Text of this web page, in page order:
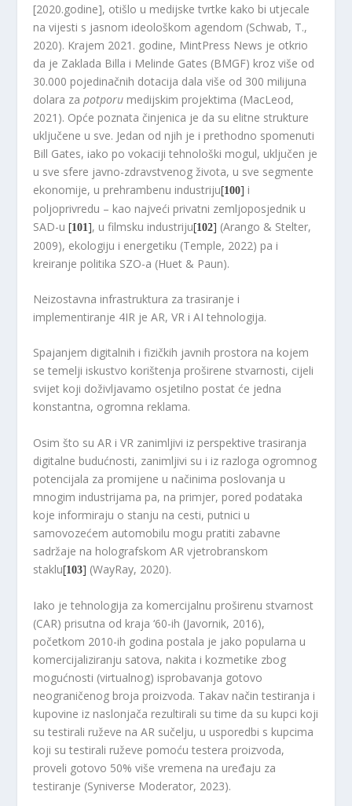
[2020.godine], otišlo u medijske tvrtke kako bi utjecale
na vijesti s jasnom ideološkom agendom (Schwab, T.,
2020). Krajem 2021. godine, MintPress News je otkrio
da je Zaklada Billa i Melinde Gates (BMGF) kroz više od
30.000 pojedinačnih dotacija dala više od 300 milijuna
dolara zapotporu medijskim projektima (MacLeod,
2021). Opće poznata činjenica je da su elitne strukture
uključene u sve. Jedan od njih je i prethodno spomenuti
Bill Gates, iako po vokaciji tehnološki mogul, uključen je
u sve sfere javno-zdravstvenog života, u sve segmente
ekonomije, u prehrambenu industriju[100] i
poljoprivredu – kao najveći privatni zemljoposjednik u
SAD-u[101], u filmsku industriju[102] (Arango & Stelter,
2009), ekologiju i energetiku (Temple, 2022) pa i
kreiranje politika SZO-a (Huet & Paun).
Neizostavna infrastruktura za trasiranje i
implementiranje 4IR je AR, VR i AI tehnologija.
Spajanjem digitalnih i fizičkih javnih prostora na kojem
se temelji iskustvo korištenja proširene stvarnosti, cijeli
svijet koji doživljavamo osjetilno postat će jedna
konstantna, ogromna reklama.
Osim što su AR i VR zanimljivi iz perspektive trasiranja
digitalne budućnosti, zanimljivi su i iz razloga ogromnog
potencijala za promijene u načinima poslovanja u
mnogim industrijama pa, na primjer, pored podataka
koje informiraju o stanju na cesti, putnici u
samovozećem automobilu mogu pratiti zabavne
sadržaje na holografskom AR vjetrobranskom
staklu[103] (WayRay, 2020).
Iako je tehnologija za komercijalnu proširenu stvarnost
(CAR) prisutna od kraja ‘60-ih (Javornik, 2016),
početkom 2010-ih godina postala je jako popularna u
komercijaliziranju satova, nakita i kozmetike zbog
mogućnosti (virtualnog) isprobavanja gotovo
neograničenog broja proizvoda. Takav način testiranja i
kupovine iz naslonjača rezultirali su time da su kupci koji
su testirali ruževe na AR sučelju, u usporedbi s kupcima
koji su testirali ruževe pomoću testera proizvoda,
proveli gotovo 50% više vremena na uređaju za
testiranje (Syniverse Moderator, 2023).